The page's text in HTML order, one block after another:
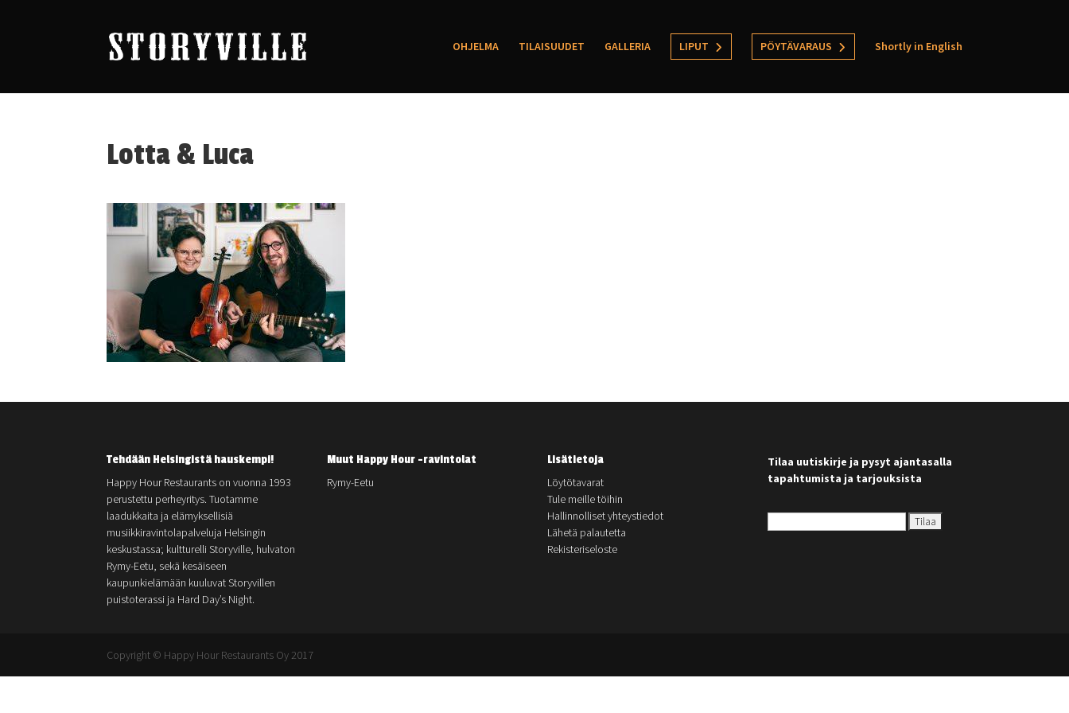
OHJELMA TILAISUUDET GALLERIA LIPUT PÖYTÄVARAUS Shortly in English
Lotta & Luca
Tehdään Helsingistä hauskempi!
Happy Hour Restaurants on vuonna 1993
perustettu perheyritys. Tuotamme
laadukkaita ja elämyksellisiä
musiikkiravintolapalveluja Helsingin
keskustassa; kultturelli Storyville, hulvaton
Rymy-Eetu, sekä kesäiseen
kaupunkielämään kuuluvat Storyvillen
puistoterassi ja Hard Day’s Night.
Muut Happy Hour -ravintolat
Rymy-Eetu
Lisätietoja
Löytötavarat
Tule meille töihin
Hallinnolliset yhteystiedot
Lähetä palautetta
Rekisteriseloste
Tilaa uutiskirje ja pysyt ajantasalla
tapahtumista ja tarjouksista
Copyright © Happy Hour Restaurants Oy 2017